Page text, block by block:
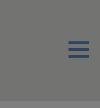
Menu